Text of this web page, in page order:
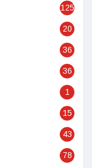
125
20
36
36
1
15
43
78